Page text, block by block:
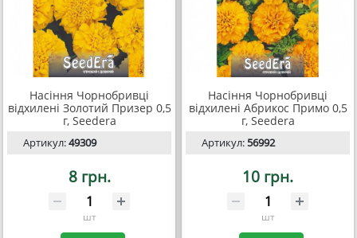
Насіння Чорнобривці
відхилені Золотий Призер 0,5
г, Seedera
Артикул:49309
8 грн.
шт
Насіння Чорнобривці
відхилені Абрикос Примо 0,5
г, Seedera
Артикул:56992
10 грн.
шт